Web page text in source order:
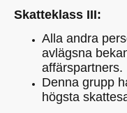
Skatteklass III:
Alla andra
avlägsna
affärspartners.
Denna grupp
högsta